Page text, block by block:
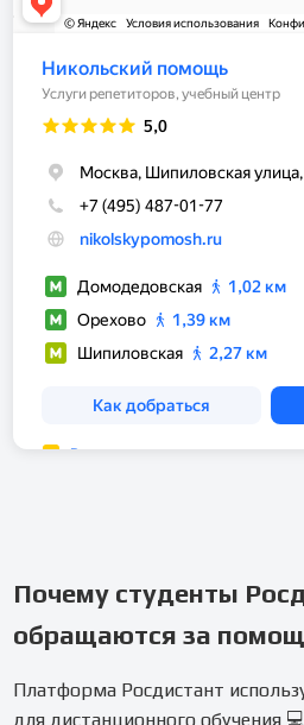
Почему студенты
обращаются за
Платформа Росдистант
для дистанционного обучения